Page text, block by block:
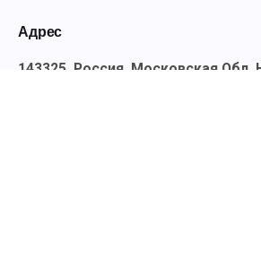
Адрес
143325, Россия, Московская Обл,